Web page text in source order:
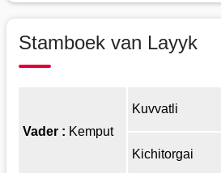
Stamboek van Layyk
Vader : Kemput
Kuvvatli
Kichitorgai